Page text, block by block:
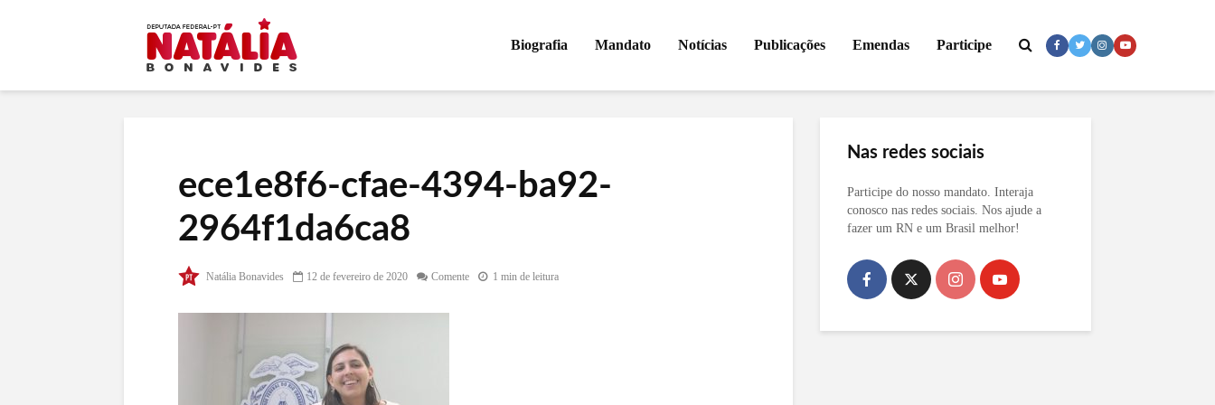
Biografia Mandato Notícias Publicações Emendas Participe
ece1e8f6-cfae-4394-ba92-
2964f1da6ca8
Natália Bonavides 12 de fevereiro de 2020 Comente 1 min de leitura
Nas redes sociais
Participe do nosso mandato. Interaja
conosco nas redes sociais. Nos ajude a
fazer um RN e um Brasil melhor!